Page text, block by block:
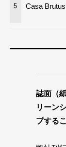
5 Casa
誌面（
リーン
プする